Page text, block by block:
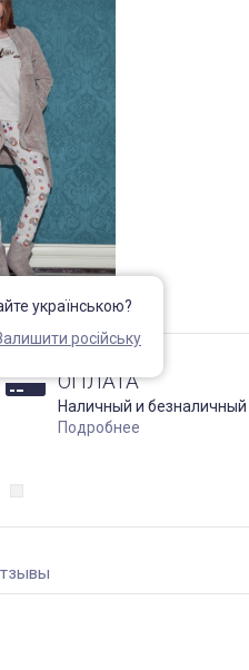
ОПЛАТА
Наличный и безналичный
Подробнее
українською?
російську